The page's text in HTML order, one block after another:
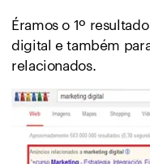
Éramos o 1º
digital e também
relacionados.